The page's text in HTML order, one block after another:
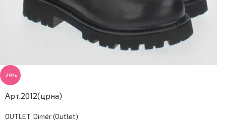
-29%
Арт.2012(црна)
OUTLET, Dimër (Outlet)